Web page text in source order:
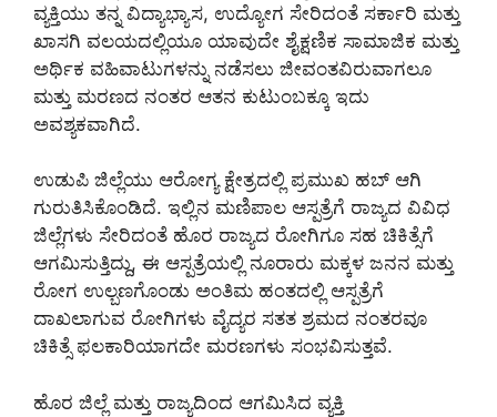
ವ್ಯಕ್ತಿಯು ತನ್ನ ವಿದ್ಯಾಭ್ಯಾಸ, ಉದ್ಯೋಗ ಸೇರಿದಂತೆ ಸರ್ಕಾರಿ ಮತ್ತು
ಖಾಸಗಿ ವಲಯದಲ್ಲಿಯೂ ಯಾವುದೇ ಶೈಕ್ಷಣಿಕ ಸಾಮಾಜಿಕ ಮತ್ತು
ಅರ್ಥಿಕ ವಹಿವಾಟುಗಳನ್ನು ನಡೆಸಲು ಜೀವಂತವಿರುವಾಗಲೂ
ಮತ್ತು ಮರಣದ ನಂತರ ಆತನ ಕುಟುಂಬಕ್ಕೂ ಇದು
ಅವಶ್ಯಕವಾಗಿದೆ.
ಉಡುಪಿ ಜಿಲ್ಲೆಯು ಆರೋಗ್ಯ ಕ್ಷೇತ್ರದಲ್ಲಿ ಪ್ರಮುಖ ಹಬ್ ಆಗಿ
ಗುರುತಿಸಿಕೊಂಡಿದೆ. ಇಲ್ಲಿನ ಮಣಿಪಾಲ ಆಸ್ಪತ್ರೆಗೆ ರಾಜ್ಯದ ವಿವಿಧ
ಜಿಲ್ಲೆಗಳು ಸೇರಿದಂತೆ ಹೊರ ರಾಜ್ಯದ ರೋಗಿಗೂ ಸಹ ಚಿಕಿತ್ಸೆಗೆ
ಆಗಮಿಸುತ್ತಿದ್ದು, ಈ ಆಸ್ಪತ್ರೆಯಲ್ಲಿ ನೂರಾರು ಮಕ್ಕಳ ಜನನ ಮತ್ತು
ರೋಗ ಉಲ್ಬಣಗೊಂಡು ಅಂತಿಮ ಹಂತದಲ್ಲಿ ಆಸ್ಪತ್ರೆಗೆ
ದಾಖಲಾಗುವ ರೋಗಿಗಳು ವೈದ್ಯರ ಸತತ ಶ್ರಮದ ನಂತರವೂ
ಚಿಕಿತ್ಸೆ ಫಲಕಾರಿಯಾಗದೇ ಮರಣಗಳು ಸಂಭವಿಸುತ್ತವೆ.
ಹೊರ ಜಿಲ್ಲೆ ಮತ್ತು ರಾಜ್ಯದಿಂದ ಆಗಮಿಸಿದ ವ್ಯಕ್ತಿ